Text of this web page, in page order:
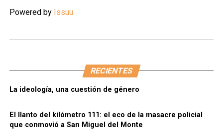
Powered by Issuu
RECIENTES
La ideología, una cuestión de género
El llanto del kilómetro 111: el eco de la masacre policial
que conmovió a San Miguel del Monte